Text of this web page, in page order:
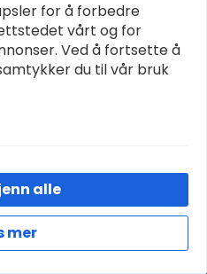
og designet av
for å forbedre
vårt og for
Ved å fortsette å
du til vår bruk
mer
alle